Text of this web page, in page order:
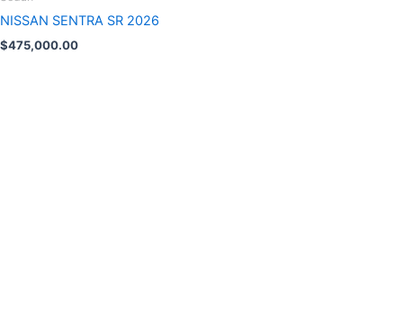
NISSAN SENTRA SR 2026
$475,000.00